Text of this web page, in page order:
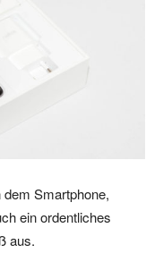
Smartphone,
ein ordentliches
aus.